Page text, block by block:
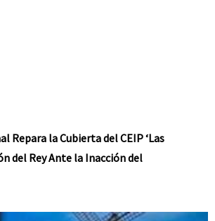
Repara la Cubierta del CEIP ‘Las
del Rey Ante la Inacción del